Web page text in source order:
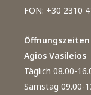
FON: +30 2310
Öffnungszeiten
Agios Vasileios
Täglich 08.00-
Samstag 09.00-